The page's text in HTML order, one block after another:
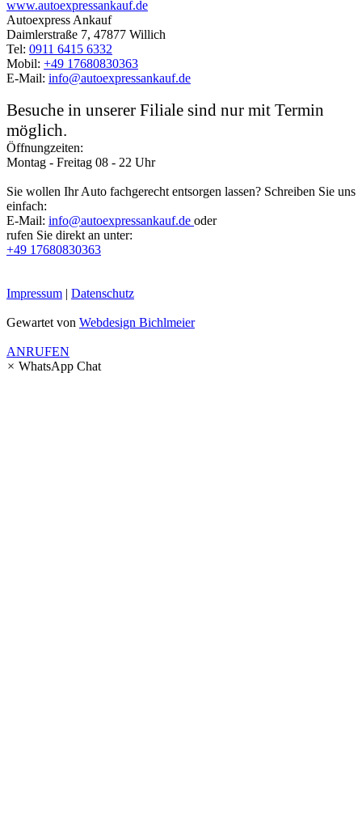
www.autoexpressankauf.de
Autoexpress Ankauf
Daimlerstraße 7, 47877 Willich
Tel: 0911 6415 6332
Mobil: +49 17680830363
E-Mail: info@autoexpressankauf.de
Besuche in unserer Filiale sind nur mit Termin
möglich.
Öffnungzeiten:
Montag - Freitag 08 - 22 Uhr
Sie wollen Ihr Auto fachgerecht entsorgen lassen? Schreiben Sie uns
einfach:
E-Mail: info@autoexpressankauf.de oder
rufen Sie direkt an unter:
+49 17680830363
Impressum | Datenschutz
Gewartet von Webdesign Bichlmeier
ANRUFEN
× WhatsApp Chat